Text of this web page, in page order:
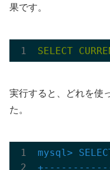
果です。
SELECT
実行すると、どれを使
た。
mysql>